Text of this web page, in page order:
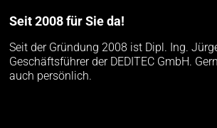
Seit 2008 für Sie da!
Seit der Gründung 2008 ist Dipl. Ing.
Geschäftsführer der DEDITEC GmbH.
auch persönlich.